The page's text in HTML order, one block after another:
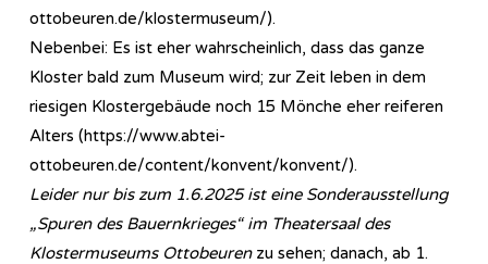
ottobeuren.de/klostermuseum/).
Nebenbei: Es ist eher wahrscheinlich, dass das ganze
Kloster bald zum Museum wird; zur Zeit leben in dem
riesigen Klostergebäude noch 15 Mönche eher reiferen
Alters (https://www.abtei-
ottobeuren.de/content/konvent/konvent/).
Leider nur bis zum 1.6.2025 ist eine Sonderausstellung
„Spuren des Bauernkrieges“ im Theatersaal des
Klostermuseums Ottobeurenzu sehen; danach, ab 1.